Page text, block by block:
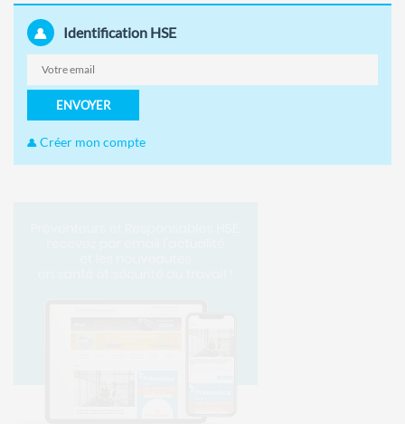
Identification HSE
ENVOYER
Créer mon compte